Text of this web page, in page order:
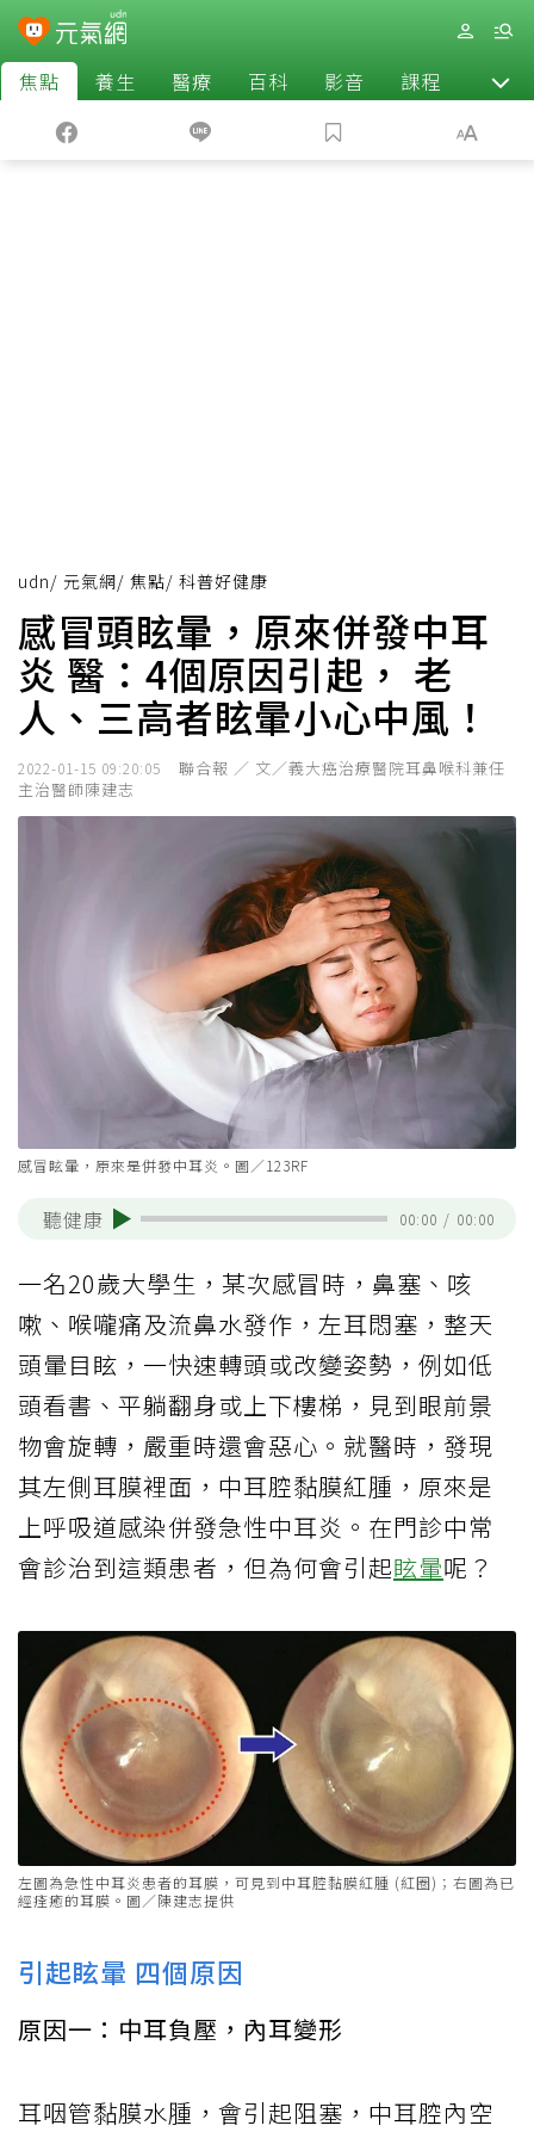
焦點 養生 醫療 百科 影音 課程 退休
udn/ 元氣網/ 焦點/ 科普好健康
感冒頭眩暈，原來併發中耳
炎 醫：4個原因引起， 老
人、三高者眩暈小心中風！
2022-01-15 09:20:05
聯合報 ／ 文／義大癌治療醫院耳鼻喉科兼任
主治醫師陳建志
感冒眩暈，原來是併發中耳炎。圖／123RF
聽健康 00:00 / 00:00
一名20歲大學生，某次感冒時，鼻塞、咳
嗽、喉嚨痛及流鼻水發作，左耳悶塞，整天
頭暈目眩，一快速轉頭或改變姿勢，例如低
頭看書、平躺翻身或上下樓梯，見到眼前景
物會旋轉，嚴重時還會惡心。就醫時，發現
其左側耳膜裡面，中耳腔黏膜紅腫，原來是
上呼吸道感染併發急性中耳炎。在門診中常
會診治到這類患者，但為何會引起眩暈呢？
左圖為急性中耳炎患者的耳膜，可見到中耳腔黏膜紅腫 (紅圈)；右圖為已
經痊癒的耳膜。圖／陳建志提供
引起眩暈 四個原因
原因一：中耳負壓，內耳變形
耳咽管黏膜水腫，會引起阻塞，中耳腔內空